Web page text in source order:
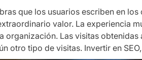
que los usuarios escriben en
valor. La experiencia
organización. Las visitas
otro tipo de visitas. Invertir en